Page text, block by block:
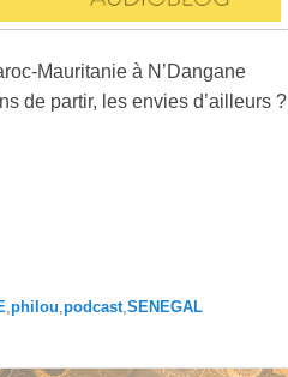
Mauritanie à N’Dangane
de partir, les envies d’ailleurs ?
philou podcast SENEGAL